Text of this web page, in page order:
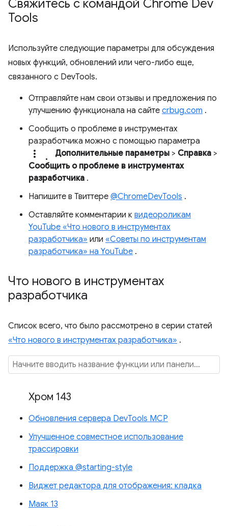
Свяжитесь с командой Chrome Dev
Tools
Используйте следующие параметры для обсуждения
новых функций, обновлений или чего-либо еще,
связанного с DevTools.
Отправляйте нам свои отзывы и предложения по
улучшению функционала на сайте crbug.com .
Сообщить о проблеме в инструментах
разработчика можно с помощью параметра
more_vert. Дополнительные параметры > Справка >
Сообщить о проблеме в инструментах
разработчика .
Напишите в Твиттере @ChromeDevTools .
Оставляйте комментарии к видеороликам
YouTube «Что нового в инструментах
разработчика» или «Советы по инструментам
разработчика» на YouTube .
Что нового в инструментах
разработчика
Список всего, что было рассмотрено в серии статей
«Что нового в инструментах разработчика» .
Хром 143
Обновления сервера DevTools MCP
Улучшенное совместное использование
трассировки
Поддержка @starting-style
Виджет редактора для отображения: кладка
Маяк 13